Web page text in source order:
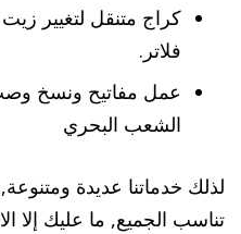
كراج متنقل لتغيير
فلاتر.
عمل مفاتيح ونسخ
الشعب البحري
لذلك خدماتنا عديدة
تناسب الجميع, ما عليك إلا